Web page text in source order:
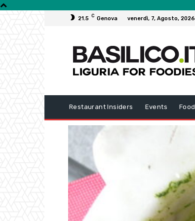
21.5 C Genova venerdì, 7, Agosto, 2026
Restaurant Insiders Events Food